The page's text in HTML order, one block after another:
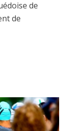
de
de